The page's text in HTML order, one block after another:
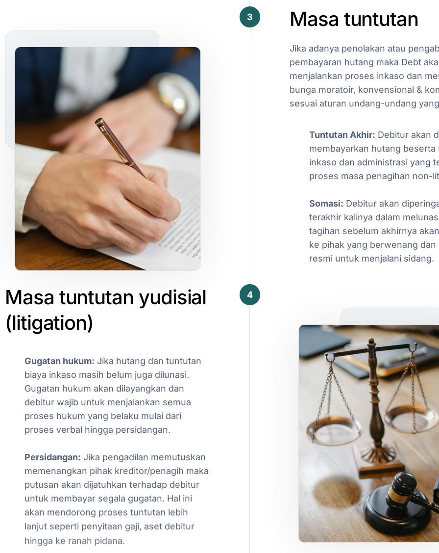
Masa tuntutan
3
Jika adanya penolakan atau
pembayaran hutang maka Debt
menjalankan proses inkaso dan
bunga moratoir, konvensional &
sesuai aturan undang-undang yang
Tuntutan Akhir: Debitur akan
membayarkan hutang beserta
inkaso dan administrasi yang
proses masa penagihan non-
Somasi: Debitur akan
terakhir kalinya dalam
tagihan sebelum akhirnya akan
ke pihak yang berwenang dan
resmi untuk menjalani sidang.
Masa tuntutan yudisial
(litigation)​
4
Gugatan hukum: Jika hutang dan tuntutan
biaya inkaso masih belum juga dilunasi.
Gugatan hukum akan dilayangkan dan
debitur wajib untuk menjalankan semua
proses hukum yang belaku mulai dari
proses verbal hingga persidangan.
Persidangan: Jika pengadilan memutuskan
memenangkan pihak kreditor/penagih maka
putusan akan dijatuhkan terhadap debitur
untuk membayar segala gugatan. Hal ini
akan mendorong proses tuntutan lebih
lanjut seperti penyitaan gaji, aset debitur
hingga ke ranah pidana.